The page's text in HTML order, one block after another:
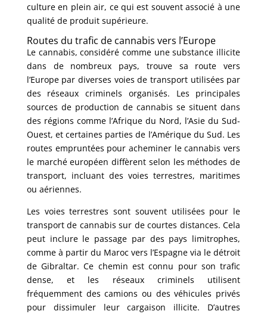
culture en plein air, ce qui est souvent associé à une
qualité de produit supérieure.
Routes du trafic de cannabis vers l’Europe
Le cannabis, considéré comme une substance illicite
dans de nombreux pays, trouve sa route vers
l’Europe par diverses voies de transport utilisées par
des réseaux criminels organisés. Les principales
sources de production de cannabis se situent dans
des régions comme l’Afrique du Nord, l’Asie du Sud-
Ouest, et certaines parties de l’Amérique du Sud. Les
routes empruntées pour acheminer le cannabis vers
le marché européen diffèrent selon les méthodes de
transport, incluant des voies terrestres, maritimes
ou aériennes.
Les voies terrestres sont souvent utilisées pour le
transport de cannabis sur de courtes distances. Cela
peut inclure le passage par des pays limitrophes,
comme à partir du Maroc vers l’Espagne via le détroit
de Gibraltar. Ce chemin est connu pour son trafic
dense, et les réseaux criminels utilisent
fréquemment des camions ou des véhicules privés
pour dissimuler leur cargaison illicite. D’autres